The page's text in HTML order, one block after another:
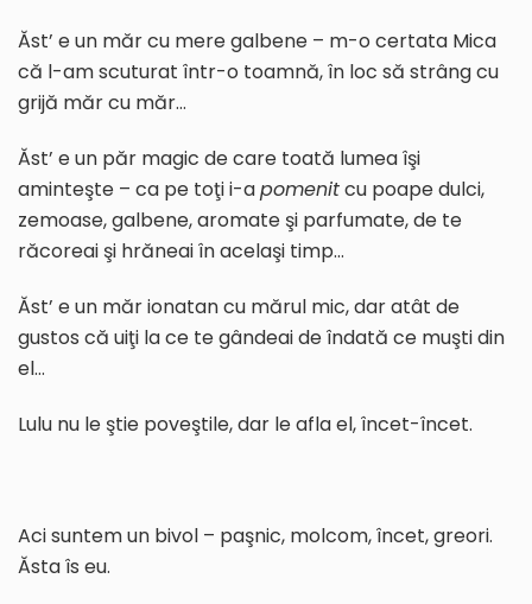
Ăst’ e un măr cu mere galbene – m-o certata Mica
că l-am scuturat într-o toamnă, în loc să strâng cu
grijă măr cu măr…
Ăst’ e un păr magic de care toată lumea îşi
aminteşte – ca pe toţi i-apomenitcu poape dulci,
zemoase, galbene, aromate şi parfumate, de te
răcoreai şi hrăneai în acelaşi timp…
Ăst’ e un măr ionatan cu mărul mic, dar atât de
gustos că uiţi la ce te gândeai de îndată ce muşti din
el…
Lulu nu le ştie poveştile, dar le afla el, încet-încet.
Aci suntem un bivol – paşnic, molcom, încet, greori.
Ăsta îs eu.